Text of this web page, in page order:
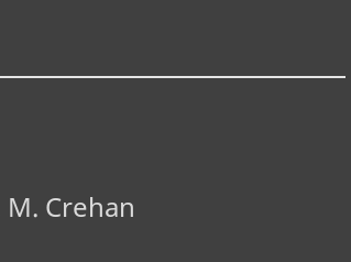
Crehan